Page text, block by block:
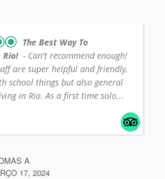
The Best Way To
Rio! - Can't recommend enough!
are super helpful and friendly,
school things but also general
in Rio. As a first time solo...
A
17, 2024